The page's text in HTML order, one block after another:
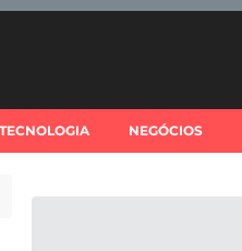
TECNOLOGIA NEGÓCIOS